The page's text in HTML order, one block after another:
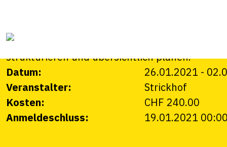
«Puureplan» ist ein zweitägiger Kurs, bei dem
strukturieren und übersichtlich planen.
Datum:
26.01.2021 -
Veranstalter:
Strickhof
Kosten:
CHF 240.00
Anmeldeschluss:
19.01.2021